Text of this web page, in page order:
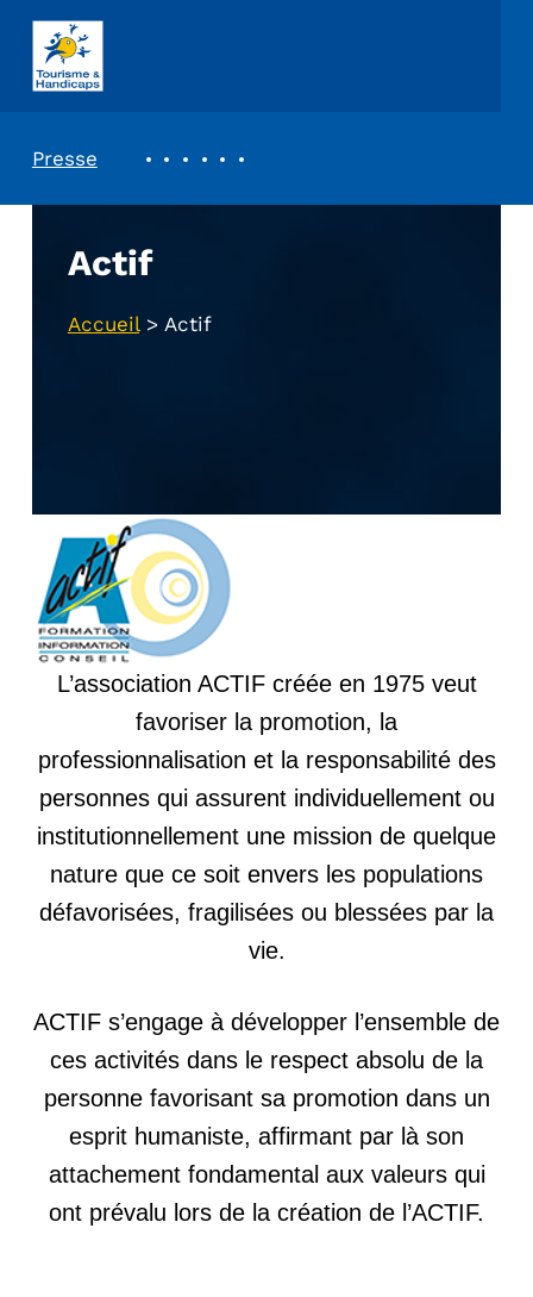
ASSOCIATION TOURISME ET HANDICAPS
Presse
Actif
Accueil> Actif
L’association ACTIF créée en 1975 veut
favoriser la promotion, la
professionnalisation et la responsabilité des
personnes qui assurent individuellement ou
institutionnellement une mission de quelque
nature que ce soit envers les populations
défavorisées, fragilisées ou blessées par la
vie.
ACTIF s’engage à développer l’ensemble de
ces activités dans le respect absolu de la
personne favorisant sa promotion dans un
esprit humaniste, affirmant par là son
attachement fondamental aux valeurs qui
ont prévalu lors de la création de l’ACTIF.